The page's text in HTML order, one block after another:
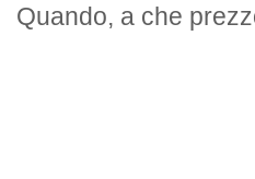
Quando, a che